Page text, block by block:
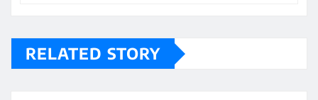
RELATED STORY